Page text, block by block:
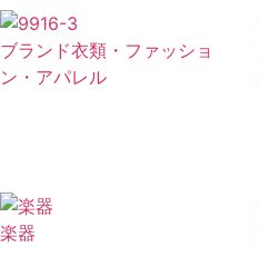
ブランド衣類・ファッショ
ン・アパレル
楽器